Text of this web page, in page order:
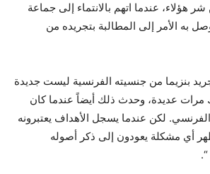
هؤلاء، عندما اتهم بالانتماء إلى جماعة
به الأمر إلى المطالبة بتجريده من
بنزيما من جنسيته الفرنسية ليست جديدة
مرات عديدة، وحدث ذلك أيضاً عندما كان
لكن عندما يسجل الأهداف يعتبرونه
أي مشكلة يعودون إلى ذكر أصوله